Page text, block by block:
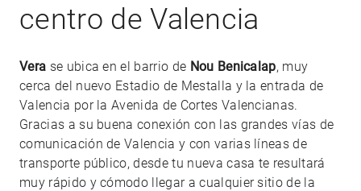
centro de Valencia
Vera se ubica en el barrio de Nou Benicalap, muy
cerca del nuevo Estadio de Mestalla y la entrada de
Valencia por la Avenida de Cortes Valencianas.
Gracias a su buena conexión con las grandes vías de
comunicación de Valencia y con varias líneas de
transporte público, desde tu nueva casa te resultará
muy rápido y cómodo llegar a cualquier sitio de la